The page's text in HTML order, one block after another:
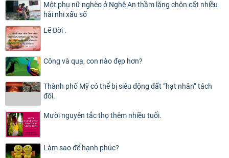
Một phụ nữ nghèo ở Nghệ An thầm lặng chôn cất nhiều
hài nhi xấu số
Lẽ Đời .
Công và quạ, con nào đẹp hơn?
Thành phố Mỹ có thể bị siêu động đất “hạt nhân” tách
đôi.
Mười nguyên tắc thọ thêm nhiều tuổi.
Làm sao để hạnh phúc?